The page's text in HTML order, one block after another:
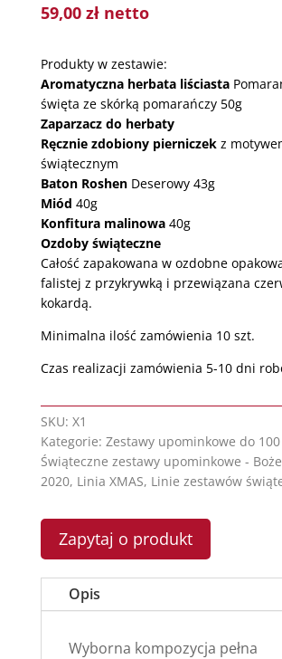
59,00 zł netto
Produkty w zestawie:
Aromatyczna herbata liściasta
święta ze skórką pomarańczy 50g
Zaparzacz do herbaty
Ręcznie zdobiony pierniczekz
świątecznym
Baton RoshenDeserowy 43g
Miód 40g
Konfitura malinowa 40g
Ozdoby świąteczne
Całość zapakowana w ozdobne
falistej z przykrywką i przewiązana
kokardą.
Minimalna ilość zamówienia 10 szt.
Czas realizacji zamówienia 5-10 dni
SKU: X1
Kategorie: Zestawy upominkowe do 100
Świąteczne zestawy upominkowe -
2020, Linia XMAS, Linie zestawów
Zapytaj o produkt
Opis
Wyborna kompozycja pełna